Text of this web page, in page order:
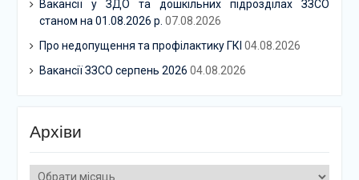
Вакансії у ЗДО та дошкільних підрозділах ЗЗСО
станом на 01.08.2026 р. 07.08.2026
Про недопущення та профілактику ГКІ 04.08.2026
Вакансії ЗЗСО серпень 2026 04.08.2026
Архіви
Архіви